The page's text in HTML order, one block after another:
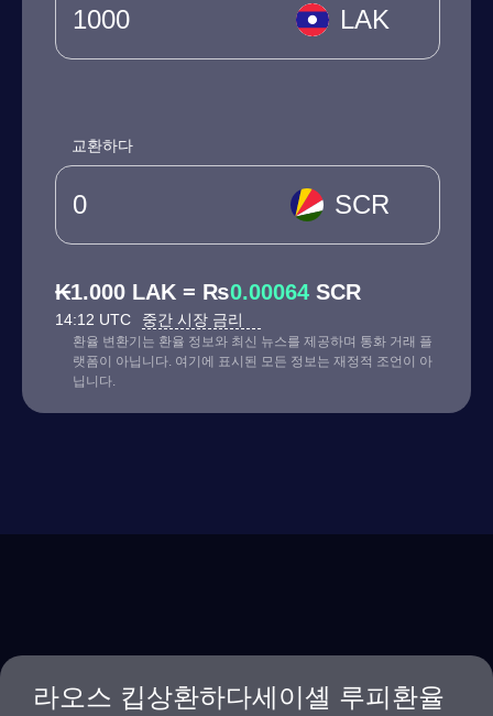
LAK
교환하다
SCR
₭1.000 LAK = ₨0.00064 SCR
14:12 UTC 중간 시장 금리
환율 변환기는 환율 정보와 최신 뉴스를 제공하며 통화 거래 플
랫폼이 아닙니다. 여기에 표시된 모든 정보는 재정적 조언이 아
닙니다.
라오스 킵상환하다세이셸 루피환율